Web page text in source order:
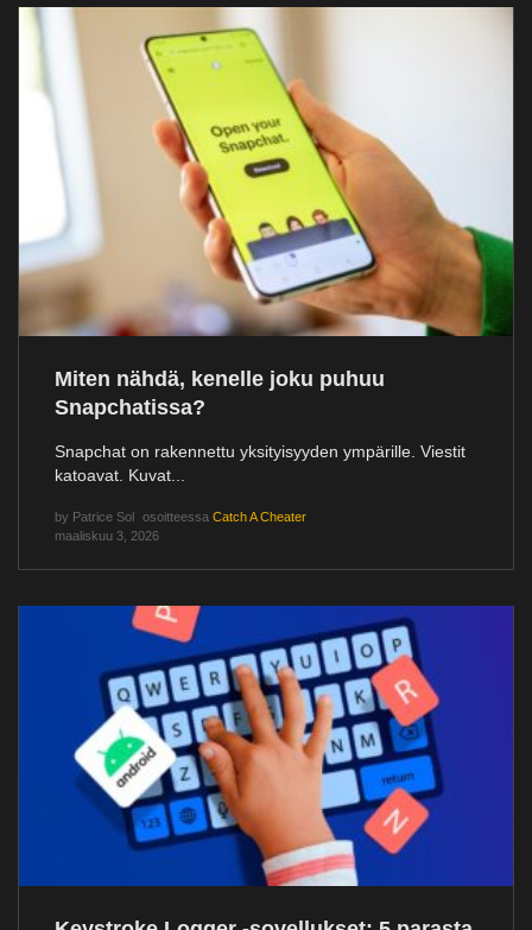
Miten nähdä, kenelle joku puhuu
Snapchatissa?
Snapchat on rakennettu yksityisyyden ympärille. Viestit
katoavat. Kuvat...
by Patrice Sol osoitteessa Catch A Cheater
maaliskuu 3, 2026